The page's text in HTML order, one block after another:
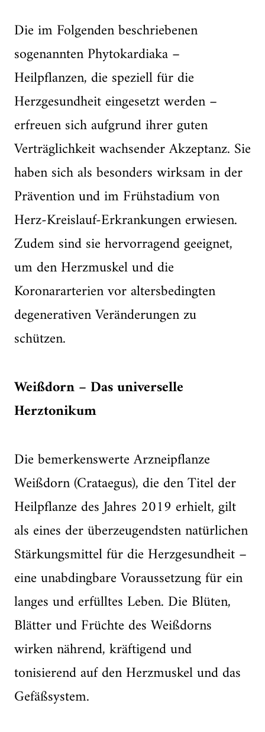
Die im Folgenden beschriebenen
sogenannten Phytokardiaka –
Heilpflanzen, die speziell für die
Herzgesundheit eingesetzt werden –
erfreuen sich aufgrund ihrer guten
Verträglichkeit wachsender Akzeptanz. Sie
haben sich als besonders wirksam in der
Prävention und im Frühstadium von
Herz-Kreislauf-Erkrankungen erwiesen.
Zudem sind sie hervorragend geeignet,
um den Herzmuskel und die
Koronararterien vor altersbedingten
degenerativen Veränderungen zu
schützen.
Weißdorn – Das universelle
Herztonikum
Die bemerkenswerte Arzneipflanze
Weißdorn (Crataegus), die den Titel der
Heilpflanze des Jahres 2019 erhielt, gilt
als eines der überzeugendsten natürlichen
Stärkungsmittel für die Herzgesundheit –
eine unabdingbare Voraussetzung für ein
langes und erfülltes Leben. Die Blüten,
Blätter und Früchte des Weißdorns
wirken nährend, kräftigend und
tonisierend auf den Herzmuskel und das
Gefäßsystem.